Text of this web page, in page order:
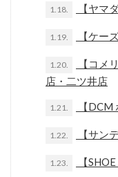
1.18. 【ヤマ
1.19. 【ケー
1.20.
【コメ
店・二ツ井店
1.21. 【DCM
1.22. 【サン
1.23. 【